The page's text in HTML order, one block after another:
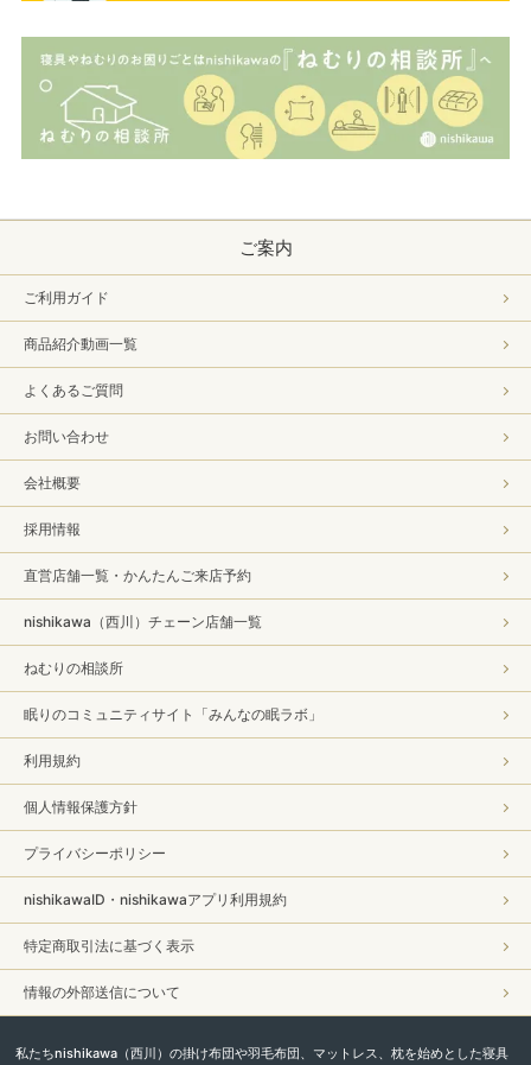
ご案内
ご利用ガイド
商品紹介動画一覧
よくあるご質問
お問い合わせ
会社概要
採用情報
直営店舗一覧・かんたんご来店予約
nishikawa（西川）チェーン店舗一覧
ねむりの相談所
眠りのコミュニティサイト「みんなの眠ラボ」
利用規約
個人情報保護方針
プライバシーポリシー
nishikawaID・nishikawaアプリ利用規約
特定商取引法に基づく表示
情報の外部送信について
私たちnishikawa（西川）の掛け布団や羽毛布団、マットレス、枕を始めとした寝具